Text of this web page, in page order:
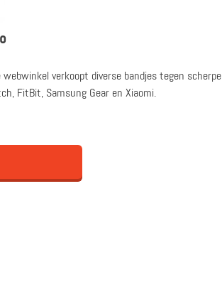
verkoopt diverse bandjes tegen scherpe
FitBit, Samsung Gear en Xiaomi.